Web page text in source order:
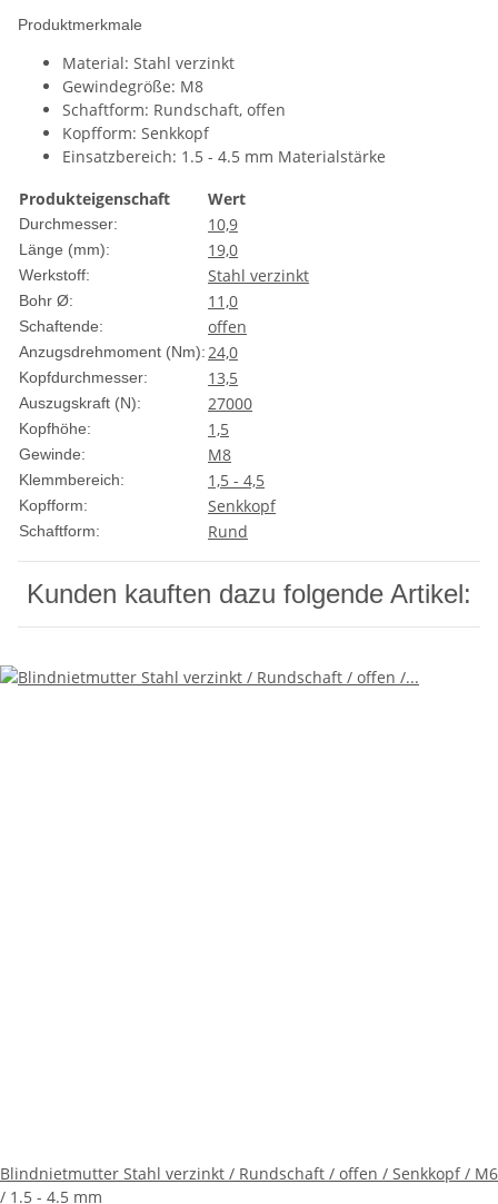
Produktmerkmale
Material: Stahl verzinkt
Gewindegröße: M8
Schaftform: Rundschaft, offen
Kopfform: Senkkopf
Einsatzbereich: 1.5 - 4.5 mm Materialstärke
Produkteigenschaft
Wert
Durchmesser: 10,9
Länge (mm): 19,0
Werkstoff: Stahl verzinkt
Bohr Ø: 11,0
Schaftende: offen
Anzugsdrehmoment (Nm):24,0
Kopfdurchmesser: 13,5
Auszugskraft (N): 27000
Kopfhöhe: 1,5
Gewinde: M8
Klemmbereich: 1,5 - 4,5
Kopfform: Senkkopf
Schaftform: Rund
Kunden kauften dazu folgende Artikel:
Blindnietmutter Stahl verzinkt / Rundschaft / offen / Senkkopf / M6
/ 1.5 - 4.5 mm